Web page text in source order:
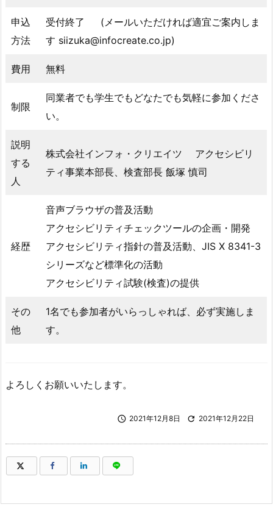
申込
方法
受付終了 (メールいただければ適宜ご案内しま
す siizuka@infocreate.co.jp)
費用 無料
制限
同業者でも学生でもどなたでも気軽に参加くださ
い。
説明
する
人
株式会社インフォ・クリエイツ アクセシビリ
ティ事業本部長、検査部長 飯塚 慎司
経歴
音声ブラウザの普及活動
アクセシビリティチェックツールの企画・開発
アクセシビリティ指針の普及活動、JIS X 8341-3
シリーズなど標準化の活動
アクセシビリティ試験(検査)の提供
その
他
1名でも参加者がいらっしゃれば、必ず実施しま
す。
よろしくお願いいたします。
 2021年12月8日  2021年12月22日
（新しいウィンドウで開きます）
（新しいウィンドウで開きます）
（新しいウィンドウで開きます）
（新しいウィンドウで開きます）